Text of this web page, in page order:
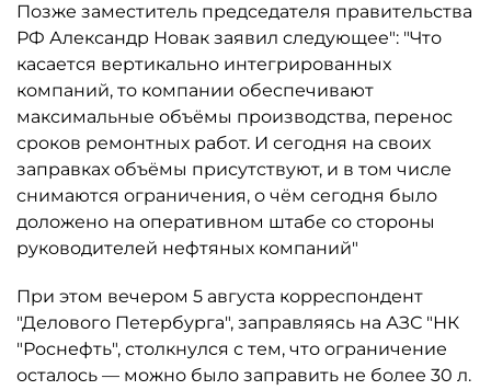
Позже заместитель председателя правительства
РФ Александр Новак заявил следующее": "Что
касается вертикально интегрированных
компаний, то компании обеспечивают
максимальные объёмы производства, перенос
сроков ремонтных работ. И сегодня на своих
заправках объёмы присутствуют, и в том числе
снимаются ограничения, о чём сегодня было
доложено на оперативном штабе со стороны
руководителей нефтяных компаний"
При этом вечером 5 августа корреспондент
"Делового Петербурга", заправляясь на АЗС "НК
"Роснефть", столкнулся с тем, что ограничение
осталось ­— можно было заправить не более 30 л.